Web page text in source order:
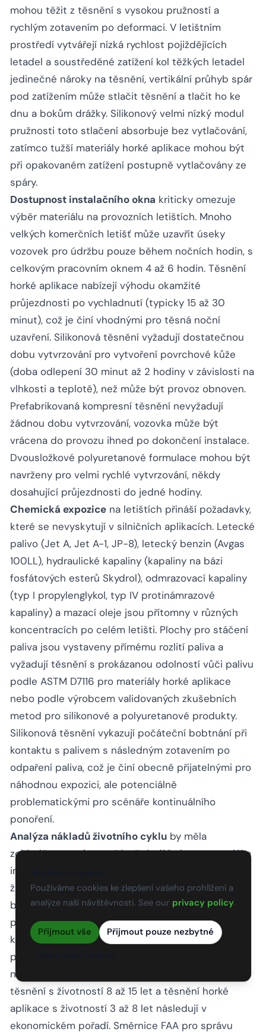
mohou těžit z těsnění s vysokou pružností a
rychlým zotavením po deformaci. V letištním
prostředí vytvářejí nízká rychlost pojiždějících
letadel a soustředěné zatížení kol těžkých letadel
jedinečné nároky na těsnění, vertikální průhyb spár
pod zatížením může stlačit těsnění a tlačit ho ke
dnu a bokům drážky. Silikonový velmi nízký modul
pružnosti toto stlačení absorbuje bez vytlačování,
zatímco tužší materiály horké aplikace mohou být
při opakovaném zatížení postupně vytlačovány ze
spáry.
Dostupnost instalačního okna kriticky omezuje
výběr materiálu na provozních letištích. Mnoho
velkých komerčních letišť může uzavřít úseky
vozovek pro údržbu pouze během nočních hodin, s
celkovým pracovním oknem 4 až 6 hodin. Těsnění
horké aplikace nabízejí výhodu okamžité
průjezdnosti po vychladnutí (typicky 15 až 30
minut), což je činí vhodnými pro těsná noční
uzavření. Silikonová těsnění vyžadují dostatečnou
dobu vytvrzování pro vytvoření povrchové kůže
(doba odlepení 30 minut až 2 hodiny v závislosti na
vlhkosti a teplotě), než může být provoz obnoven.
Prefabrikovaná kompresní těsnění nevyžadují
žádnou dobu vytvrzování, vozovka může být
vrácena do provozu ihned po dokončení instalace.
Dvousložkové polyuretanové formulace mohou být
navrženy pro velmi rychlé vytvrzování, někdy
dosahující průjezdnosti do jedné hodiny.
Chemická expozice na letištích přináší požadavky,
které se nevyskytují v silničních aplikacích. Letecké
palivo (Jet A, Jet A-1, JP-8), letecký benzin (Avgas
100LL), hydraulické kapaliny (kapaliny na bázi
fosfátových esterů Skydrol), odmrazovací kapaliny
(typ I propylenglykol, typ IV protinámrazové
kapaliny) a mazací oleje jsou přítomny v různých
koncentracích po celém letišti. Plochy pro stáčení
paliva jsou vystaveny přímému rozlití paliva a
vyžadují těsnění s prokázanou odolností vůči palivu
podle ASTM D7116 pro materiály horké aplikace
nebo podle výrobcem validovaných zkušebních
metod pro silikonové a polyuretanové produkty.
Silikonová těsnění vykazují počáteční bobtnání při
kontaktu s palivem s následným zotavením po
odpaření paliva, což je činí obecně přijatelnými pro
náhodnou expozici, ale potenciálně
problematickými pro scénáře kontinuálního
ponoření.
Analýza nákladů životního cyklu by měla
zohledňovat nejen počáteční náklady na materiál a
instalaci na běžný metr spáry, ale také očekávanou
životnost, náklady na dopravní omezení během
budoucích operací přetěsňování a důsledky
předčasného selhání těsnění. Prefabrikovaná
kompresní těsnění s životností 15 až 20 let často
představují nejnižší náklady životního cyklu
navzdory nejvyšší počáteční investici. Silikonová
těsnění s životností 8 až 15 let a těsnění horké
aplikace s životností 3 až 8 let následují v
ekonomickém pořadí. Směrnice FAA pro správu
Používáme cookies ke zlepšení vašeho prohlížení a
analýze naší návštěvnosti. See our privacy policy.
Přijmout vše
Přijmout pouze nezbytné